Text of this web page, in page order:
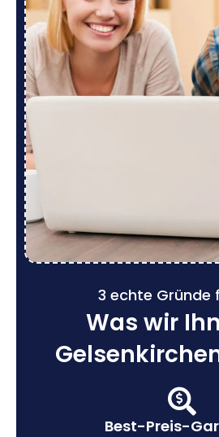
3 echte Gründe
Was wir
Best-Preis-